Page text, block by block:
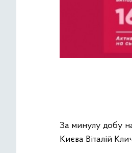
За минулу добу
Києва Віталій